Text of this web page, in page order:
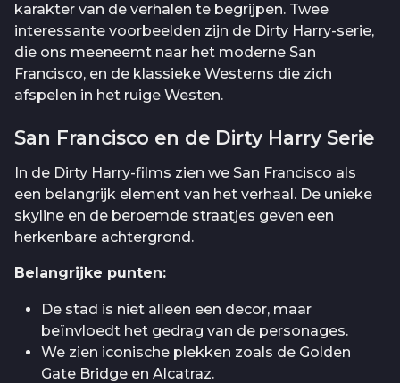
karakter van de verhalen te begrijpen. Twee
interessante voorbeelden zijn de Dirty Harry-serie,
die ons meeneemt naar het moderne San
Francisco, en de klassieke Westerns die zich
afspelen in het ruige Westen.
San Francisco en de Dirty Harry Serie
In de Dirty Harry-films zien we San Francisco als
een belangrijk element van het verhaal. De unieke
skyline en de beroemde straatjes geven een
herkenbare achtergrond.
Belangrijke punten:
De stad is niet alleen een decor, maar
beïnvloedt het gedrag van de personages.
We zien iconische plekken zoals de Golden
Gate Bridge en Alcatraz.